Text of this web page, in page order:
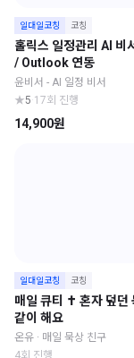
일대일코칭 코칭
홀릭스 일정관리 AI 비
/ Outlook 연동
윤비서 - AI 일정 비서
★5·17회 진행
14,900원
일대일코칭 코칭
매일 큐티 ✝️ 혼자 덮던
같이 해요
온유 · 매일 묵상 친구